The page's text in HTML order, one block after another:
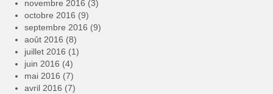
novembre 2016 (3)
octobre 2016 (9)
septembre 2016 (9)
août 2016 (8)
juillet 2016 (1)
juin 2016 (4)
mai 2016 (7)
avril 2016 (7)